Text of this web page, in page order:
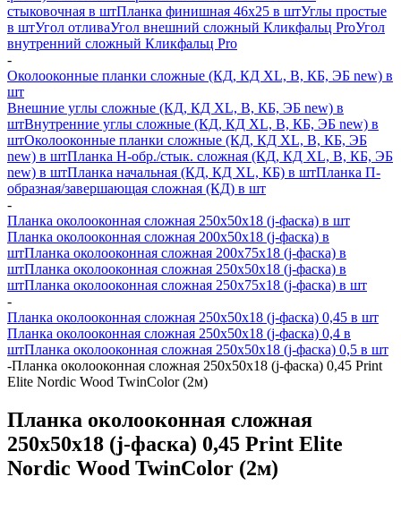
стыковочная в штПланка финишная 46х25 в штУглы простые
в штУгол отливаУгол внешний сложный Кликфальц ProУгол
внутренний сложный Кликфальц Pro
-
Околооконные планки сложные (КД, КД XL, В, КБ, ЭБ new) в
шт
Внешние углы сложные (КД, КД XL, В, КБ, ЭБ new) в
штВнутренние углы сложные (КД, КД XL, В, КБ, ЭБ new) в
штОколооконные планки сложные (КД, КД XL, В, КБ, ЭБ
new) в штПланка H-обр./стык. сложная (КД, КД XL, В, КБ, ЭБ
new) в штПланка начальная (КД, КД XL, КБ) в штПланка П-
образная/завершающая сложная (КД) в шт
-
Планка околооконная сложная 250х50х18 (j-фаска) в шт
Планка околооконная сложная 200х50х18 (j-фаска) в
штПланка околооконная сложная 200х75х18 (j-фаска) в
штПланка околооконная сложная 250х50х18 (j-фаска) в
штПланка околооконная сложная 250х75х18 (j-фаска) в шт
-
Планка околооконная сложная 250х50х18 (j-фаска) 0,45 в шт
Планка околооконная сложная 250х50х18 (j-фаска) 0,4 в
штПланка околооконная сложная 250х50х18 (j-фаска) 0,5 в шт
-Планка околооконная сложная 250х50х18 (j-фаска) 0,45 Print
Elite Nordic Wood TwinColor (2м)
Планка околооконная сложная
250х50х18 (j-фаска) 0,45 Print Elite
Nordic Wood TwinColor (2м)